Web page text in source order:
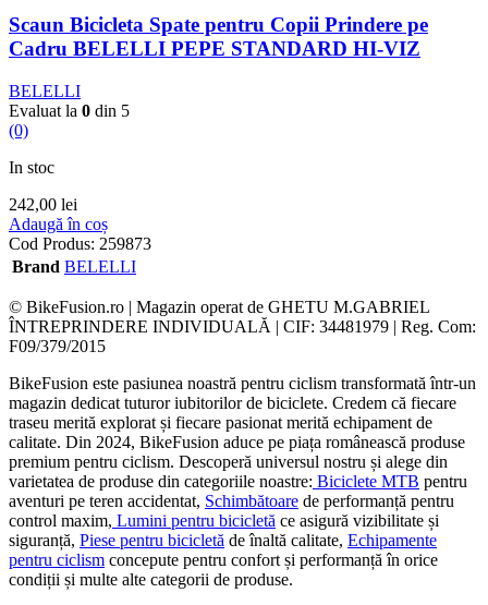
Scaun Bicicleta Spate pentru Copii Prindere pe
Cadru BELELLI PEPE STANDARD HI-VIZ
BELELLI
Evaluat la 0 din 5
(0)
In stoc
242,00 lei
Adaugă în coș
Cod Produs: 259873
Brand BELELLI
© BikeFusion.ro | Magazin operat de GHETU M.GABRIEL
ÎNTREPRINDERE INDIVIDUALĂ | CIF: 34481979 | Reg. Com:
F09/379/2015
BikeFusion este pasiunea noastră pentru ciclism transformată într-un
magazin dedicat tuturor iubitorilor de biciclete. Credem că fiecare
traseu merită explorat și fiecare pasionat merită echipament de
calitate. Din 2024, BikeFusion aduce pe piața românească produse
premium pentru ciclism. Descoperă universul nostru și alege din
varietatea de produse din categoriile noastre: Biciclete MTB pentru
aventuri pe teren accidentat, Schimbătoare de performanță pentru
control maxim, Lumini pentru bicicletă ce asigură vizibilitate și
siguranță, Piese pentru bicicletă de înaltă calitate, Echipamente
pentru ciclism concepute pentru confort și performanță în orice
condiții și multe alte categorii de produse.